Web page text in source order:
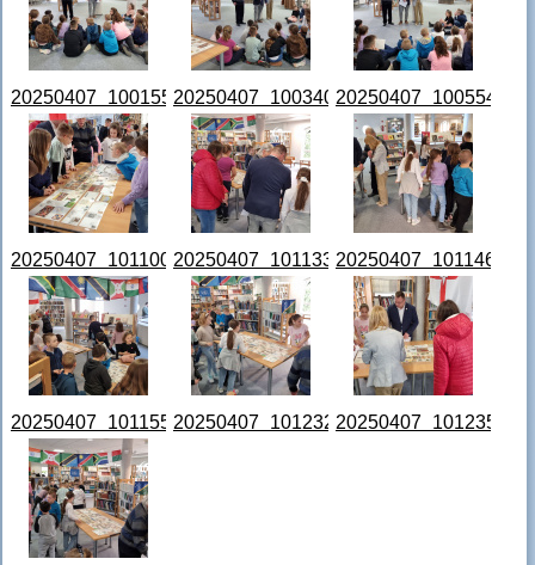
20250407_100155.jpg20250407_100340.jpg20250407_100554.jpg
20250407_101100.jpg20250407_101133.jpg20250407_101146.jpg
20250407_101155.jpg20250407_101232.jpg20250407_101235.jpg